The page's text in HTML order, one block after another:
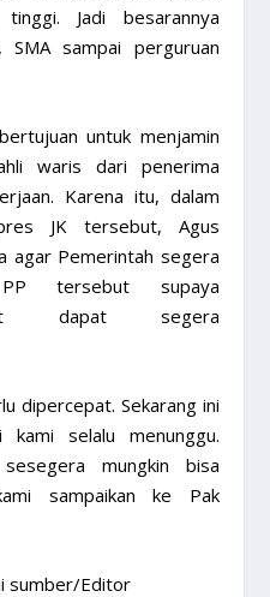
Jadi besarannya
sampai perguruan
untuk menjamin
waris dari penerima
Karena itu, dalam
JK tersebut, Agus
agar Pemerintah segera
tersebut supaya
dapat segera
dipercepat. Sekarang ini
selalu menunggu.
mungkin bisa
sampaikan ke Pak
sumber/Editor